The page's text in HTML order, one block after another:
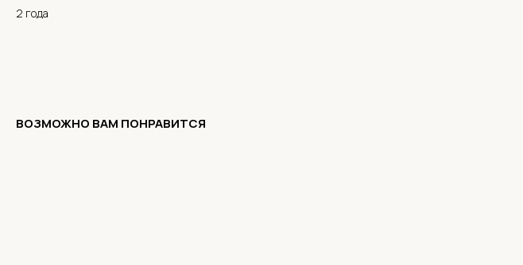
2 года
ВОЗМОЖНО ВАМ ПОНРАВИТСЯ